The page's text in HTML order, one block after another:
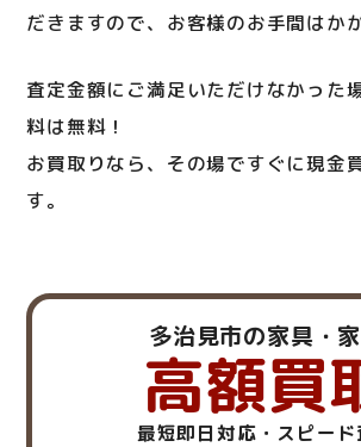
だきますので、お客様のお手間はか
査定金額にご満足いただけなかった
料は無料！
お買取りなら、その場ですぐに現金
す。
多治見市の家具・
高額買
最短即日対応・スピード